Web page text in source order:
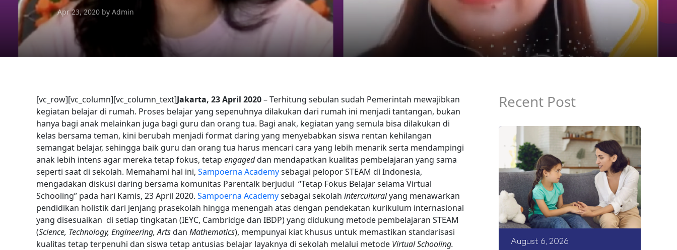
Apr 23, 2020 by Admin
[vc_row][vc_column][vc_column_text]Jakarta, 23 April 2020– Terhitung sebulan sudah Pemerintah mewajibkan
kegiatan belajar di rumah. Proses belajar yang sepenuhnya dilakukan dari rumah ini menjadi tantangan, bukan
hanya bagi anak melainkan juga bagi guru dan orang tua. Bagi anak, kegiatan yang semula bisa dilakukan di
kelas bersama teman, kini berubah menjadi format daring yang menyebabkan siswa rentan kehilangan
semangat belajar, sehingga baik guru dan orang tua harus mencari cara yang lebih menarik serta mendampingi
anak lebih intens agar mereka tetap fokus, tetap engageddan mendapatkan kualitas pembelajaran yang sama
seperti saat di sekolah. Memahami hal ini, Sampoerna Academysebagai pelopor STEAM di Indonesia,
mengadakan diskusi daring bersama komunitas Parentalk berjudul “Tetap Fokus Belajar selama Virtual
Schooling” pada hari Kamis, 23 April 2020. Sampoerna Academysebagai sekolah interculturalyang menawarkan
pendidikan holistik dari jenjang prasekolah hingga menengah atas dengan pendekatan kurikulum internasional
yang disesuaikan di setiap tingkatan (IEYC, Cambridge dan IBDP) yang didukung metode pembelajaran STEAM
(Science, Technology, Engineering, Artsdan Mathematics), mempunyai kiat khusus untuk memastikan standarisasi
kualitas tetap terpenuhi dan siswa tetap antusias belajar layaknya di sekolah melalui metode Virtual Schooling.
Recent Post
August 6, 2026